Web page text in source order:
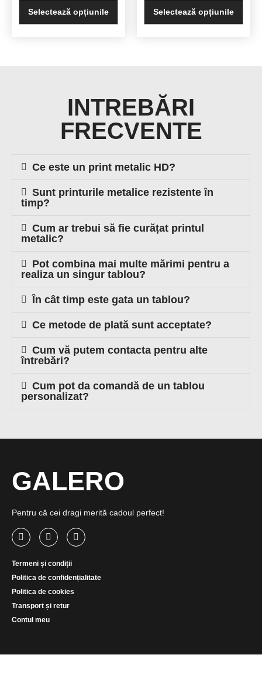
Selectează opțiunile Selectează opțiunile
INTREBĂRI
FRECVENTE
Ce este un print metalic HD?
Sunt printurile metalice rezistente în
timp?
Cum ar trebui să fie curățat printul
metalic?
Pot combina mai multe mărimi pentru a
realiza un singur tablou?
În cât timp este gata un tablou?
Ce metode de plată sunt acceptate?
Cum vă putem contacta pentru alte
întrebări?
Cum pot da comandă de un tablou
personalizat?
GALERO
Pentru că cei dragi merită cadoul perfect!
Termeni și condiții
Politica de confidențialitate
Politica de cookies
Transport și retur
Contul meu